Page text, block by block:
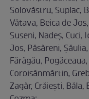
Solovăstru, Suplac,
Vătava, Beica de
Suseni, Nadeș,
Jos, Păsăreni,
Fărăgău,
Coroisânmărtin,
Zagăr, Crăiești,